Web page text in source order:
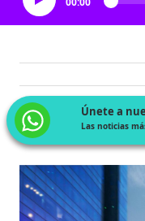
Únete a
Las noticias